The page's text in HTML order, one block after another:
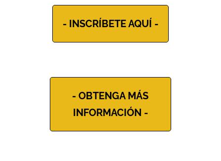
- INSCRÍBETE AQUÍ -
- OBTENGA MÁS
INFORMACIÓN -